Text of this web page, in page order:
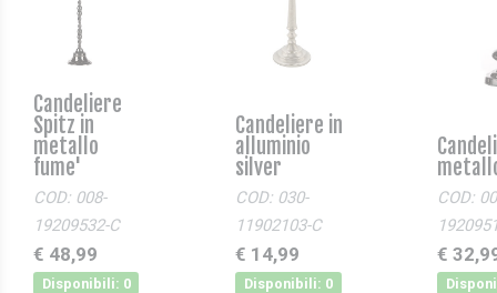
Candeliere
Spitz in
metallo
fume'
COD: 008-
19209532-C
€ 48,99
Disponibili: 0
Candeliere in
alluminio
silver
COD: 030-
11902103-C
€ 14,99
Disponibili: 0
COD:
€